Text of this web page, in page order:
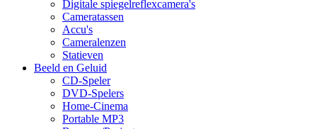
Digitale spiegelreflexcamera's
Cameratassen
Accu's
Cameralenzen
Statieven
Beeld en Geluid
CD-Speler
DVD-Spelers
Home-Cinema
Portable MP3